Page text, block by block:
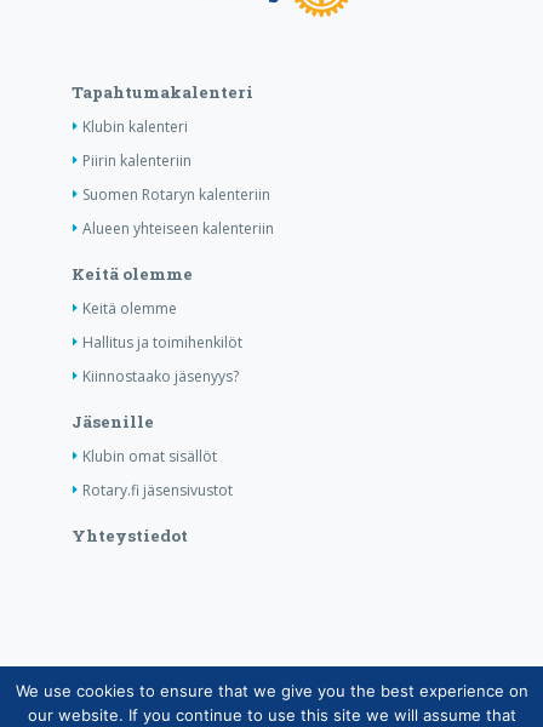
Tapahtumakalenteri
Klubin kalenteri
Piirin kalenteriin
Suomen Rotaryn kalenteriin
Alueen yhteiseen kalenteriin
Keitä olemme
Keitä olemme
Hallitus ja toimihenkilöt
Kiinnostaako jäsenyys?
Jäsenille
Klubin omat sisällöt
Rotary.fi jäsensivustot
Yhteystiedot
Copyright © Suomen Rotarypalvelu ry 2026 |
Jäsentietojärjestelmän tietosuojaseloste|Henkilötietojen
We use cookies to ensure that we give you the best experience on
our website. If you continue to use this site we will assume that